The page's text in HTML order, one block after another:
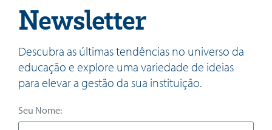
Newsletter
Descubra as últimas tendências no universo da
educação e explore uma variedade de ideias
para elevar a gestão da sua instituição.
Seu Nome: